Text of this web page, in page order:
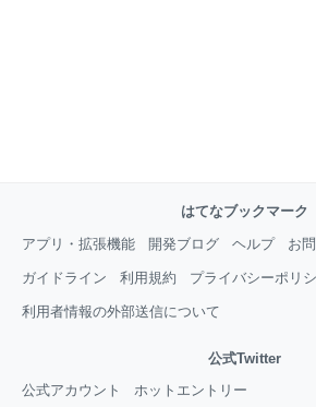
はてなブックマーク
アプリ・拡張機能
開発ブログ ヘルプ お
ガイドライン 利用規約 プライバシーポリ
利用者情報の外部送信について
公式Twitter
公式アカウント
ホットエントリー